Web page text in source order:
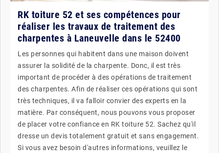
RK toiture 52 et ses compétences pour
réaliser les travaux de traitement des
charpentes à Laneuvelle dans le 52400
Les personnes qui habitent dans une maison doivent
assurer la solidité de la charpente. Donc, il est très
important de procéder à des opérations de traitement
des charpentes. Afin de réaliser ces opérations qui sont
très techniques, il va falloir convier des experts en la
matière. Par conséquent, nous pouvons vous proposer
de placer votre confiance en RK toiture 52. Sachez qu'il
dresse un devis totalement gratuit et sans engagement.
Si vous avez besoin d'autres informations, veuillez le